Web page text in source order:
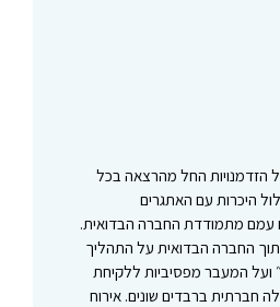
הזדמנויות החל מהרצאה בכל
היכרות עם האתגרים
עמם מתמודדת החברה הבדואית.
החברה הבדואית על התהליך
ועל המעבר מפסיביות ללקיחת
חברתית ברבדים שונים. אירוח